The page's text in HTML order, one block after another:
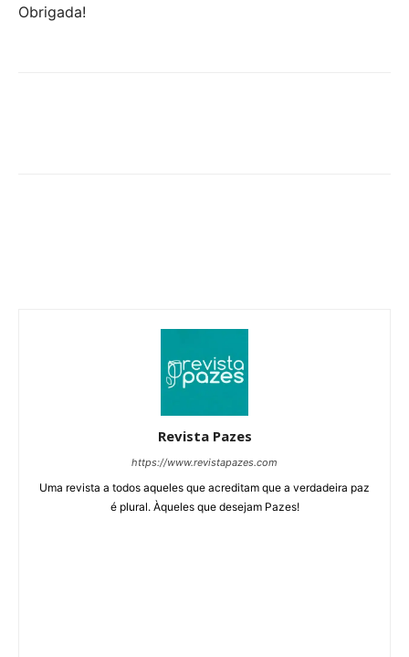
Obrigada!
Revista Pazes
https://www.revistapazes.com
Uma revista a todos aqueles que acreditam que a verdadeira paz
é plural. Àqueles que desejam Pazes!